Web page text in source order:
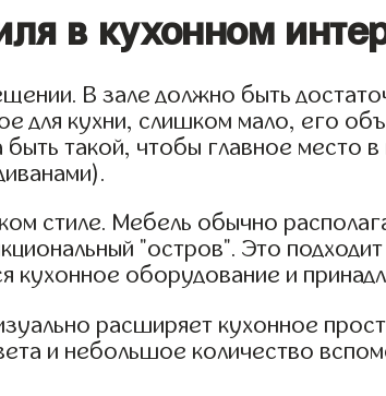
в кухонном
В зале должно быть
для кухни, слишком мало, его
такой, чтобы главное место в
стиле. Мебель обычно
"остров". Это подходит
оборудование и
расширяет кухонное
и небольшое количество